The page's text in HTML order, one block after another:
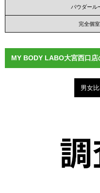
パウダール
完全個室
MY BODY LABO大宮西口店
男女